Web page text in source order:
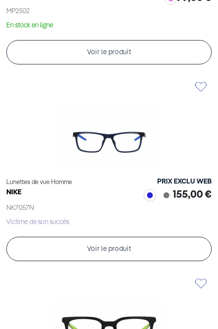
MP2502
En stock en ligne
Voir le produit
Lunettes de vue Homme
NIKE
NK7057N
PRIX EXCLU WEB
155,00 €
Victime de son succès
Voir le produit